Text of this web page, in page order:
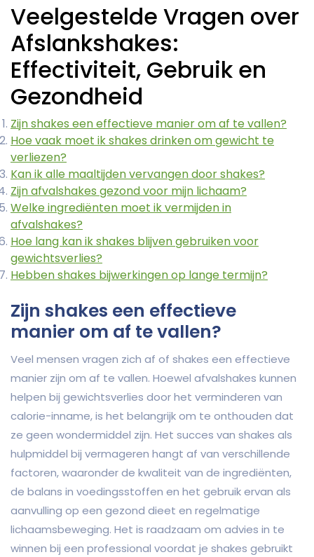
Veelgestelde Vragen over
Afslankshakes:
Effectiviteit, Gebruik en
Gezondheid
Zijn shakes een effectieve manier om af te vallen?
Hoe vaak moet ik shakes drinken om gewicht te
verliezen?
Kan ik alle maaltijden vervangen door shakes?
Zijn afvalshakes gezond voor mijn lichaam?
Welke ingrediënten moet ik vermijden in
afvalshakes?
Hoe lang kan ik shakes blijven gebruiken voor
gewichtsverlies?
Hebben shakes bijwerkingen op lange termijn?
Zijn shakes een effectieve
manier om af te vallen?
Veel mensen vragen zich af of shakes een effectieve
manier zijn om af te vallen. Hoewel afvalshakes kunnen
helpen bij gewichtsverlies door het verminderen van
calorie-inname, is het belangrijk om te onthouden dat
ze geen wondermiddel zijn. Het succes van shakes als
hulpmiddel bij vermageren hangt af van verschillende
factoren, waaronder de kwaliteit van de ingrediënten,
de balans in voedingsstoffen en het gebruik ervan als
aanvulling op een gezond dieet en regelmatige
lichaamsbeweging. Het is raadzaam om advies in te
winnen bij een professional voordat je shakes gebruikt